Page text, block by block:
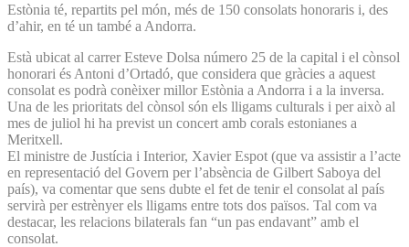
Estònia té, repartits pel món, més de 150 consolats honoraris i, des
d’ahir, en té un també a Andorra.
Està ubicat al carrer Esteve Dolsa número 25 de la capital i el cònsol
honorari és Antoni d’Ortadó, que considera que gràcies a aquest
consolat es podrà conèixer millor Estònia a Andorra i a la inversa.
Una de les prioritats del cònsol són els lligams culturals i per això al
mes de juliol hi ha previst un concert amb corals estonianes a
Meritxell.
El ministre de Justícia i Interior, Xavier Espot (que va assistir a l’acte
en representació del Govern per l’absència de Gilbert Saboya del
país), va comentar que sens dubte el fet de tenir el consolat al país
servirà per estrènyer els lligams entre tots dos països. Tal com va
destacar, les relacions bilaterals fan “un pas endavant” amb el
consolat.